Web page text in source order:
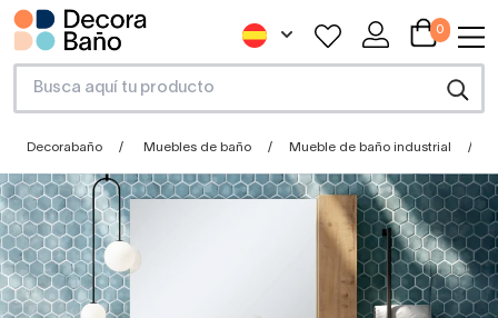
0
Decorabaño Muebles de baño Mueble de baño industrial